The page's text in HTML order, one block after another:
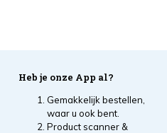
Heb je onze App al?
Gemakkelijk bestellen,
waar u ook bent.
Product scanner &